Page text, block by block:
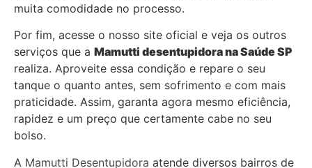
muita comodidade no processo.
Por fim, acesse o nosso site oficial e veja os outros
serviços que a Mamutti desentupidorana Saúde SP
realiza. Aproveite essa condição e repare o seu
tanque o quanto antes, sem sofrimento e com mais
praticidade. Assim, garanta agora mesmo eficiência,
rapidez e um preço que certamente cabe no seu
bolso.
A Mamutti Desentupidora atende diversos bairros de